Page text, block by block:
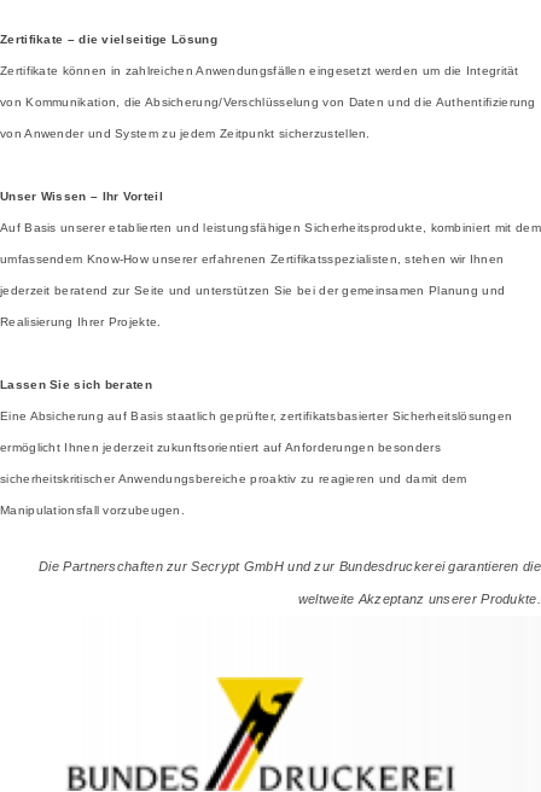
Zertifikate – die vielseitige Lösung
Zertifikate können in zahlreichen Anwendungsfällen eingesetzt werden um die Integrität
von Kommunikation, die Absicherung/Verschlüsselung von Daten und die Authentifizierung
von Anwender und System zu jedem Zeitpunkt sicherzustellen.
Unser Wissen – Ihr Vorteil
Auf Basis unserer etablierten und leistungsfähigen Sicherheitsprodukte, kombiniert mit dem
umfassendem Know-How unserer erfahrenen Zertifikatsspezialisten, stehen wir Ihnen
jederzeit beratend zur Seite und unterstützen Sie bei der gemeinsamen Planung und
Realisierung Ihrer Projekte.
Lassen Sie sich beraten
Eine Absicherung auf Basis staatlich geprüfter, zertifikatsbasierter Sicherheitslösungen
ermöglicht Ihnen jederzeit zukunftsorientiert auf Anforderungen besonders
sicherheitskritischer Anwendungsbereiche proaktiv zu reagieren und damit dem
Manipulationsfall vorzubeugen.
Die Partnerschaften zur Secrypt GmbH und zur Bundesdruckerei garantieren die
weltweite Akzeptanz unserer Produkte.